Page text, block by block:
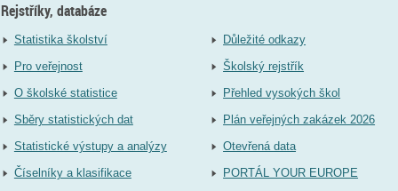
Rejstříky, databáze
Statistika školství
Pro veřejnost
O školské statistice
Sběry statistických dat
Statistické výstupy a analýzy
Číselníky a klasifikace
Důležité odkazy
Školský rejstřík
Přehled vysokých škol
Plán veřejných zakázek 2026
Otevřená data
PORTÁL YOUR EUROPE